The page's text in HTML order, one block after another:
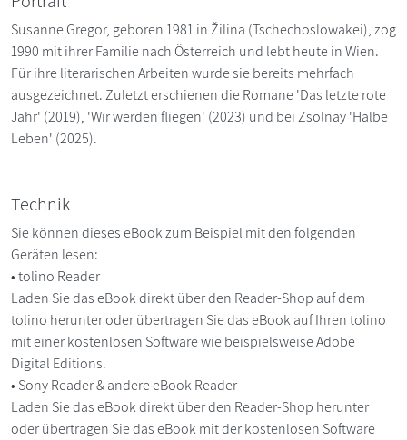
Susanne Gregor, geboren 1981 in Žilina (Tschechoslowakei), zog
1990 mit ihrer Familie nach Österreich und lebt heute in Wien.
Für ihre literarischen Arbeiten wurde sie bereits mehrfach
ausgezeichnet. Zuletzt erschienen die Romane 'Das letzte rote
Jahr' (2019), 'Wir werden fliegen' (2023) und bei Zsolnay 'Halbe
Leben' (2025).
Technik
Sie können dieses eBook zum Beispiel mit den folgenden
Geräten lesen:
• tolino Reader
Laden Sie das eBook direkt über den Reader-Shop auf dem
tolino herunter oder übertragen Sie das eBook auf Ihren tolino
mit einer kostenlosen Software wie beispielsweise Adobe
Digital Editions.
• Sony Reader & andere eBook Reader
Laden Sie das eBook direkt über den Reader-Shop herunter
oder übertragen Sie das eBook mit der kostenlosen Software